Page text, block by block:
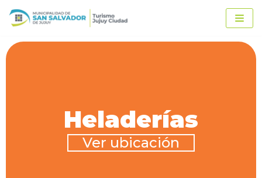
Ir
al
contenido
Heladerías
Ver ubicación